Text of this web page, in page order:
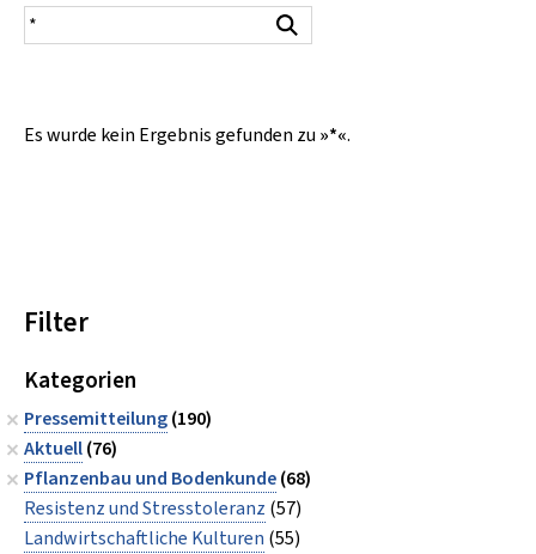
Suchergebnis
Es wurde kein Ergebnis gefunden zu »*«.
Filter
Kategorien
Pressemitteilung(190)
Aktuell(76)
Pflanzenbau und Bodenkunde(68)
Resistenz und Stresstoleranz (57)
Landwirtschaftliche Kulturen (55)